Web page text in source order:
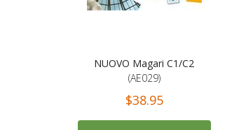
NUOVO Magari C1/C2
(AE029)
$38.95